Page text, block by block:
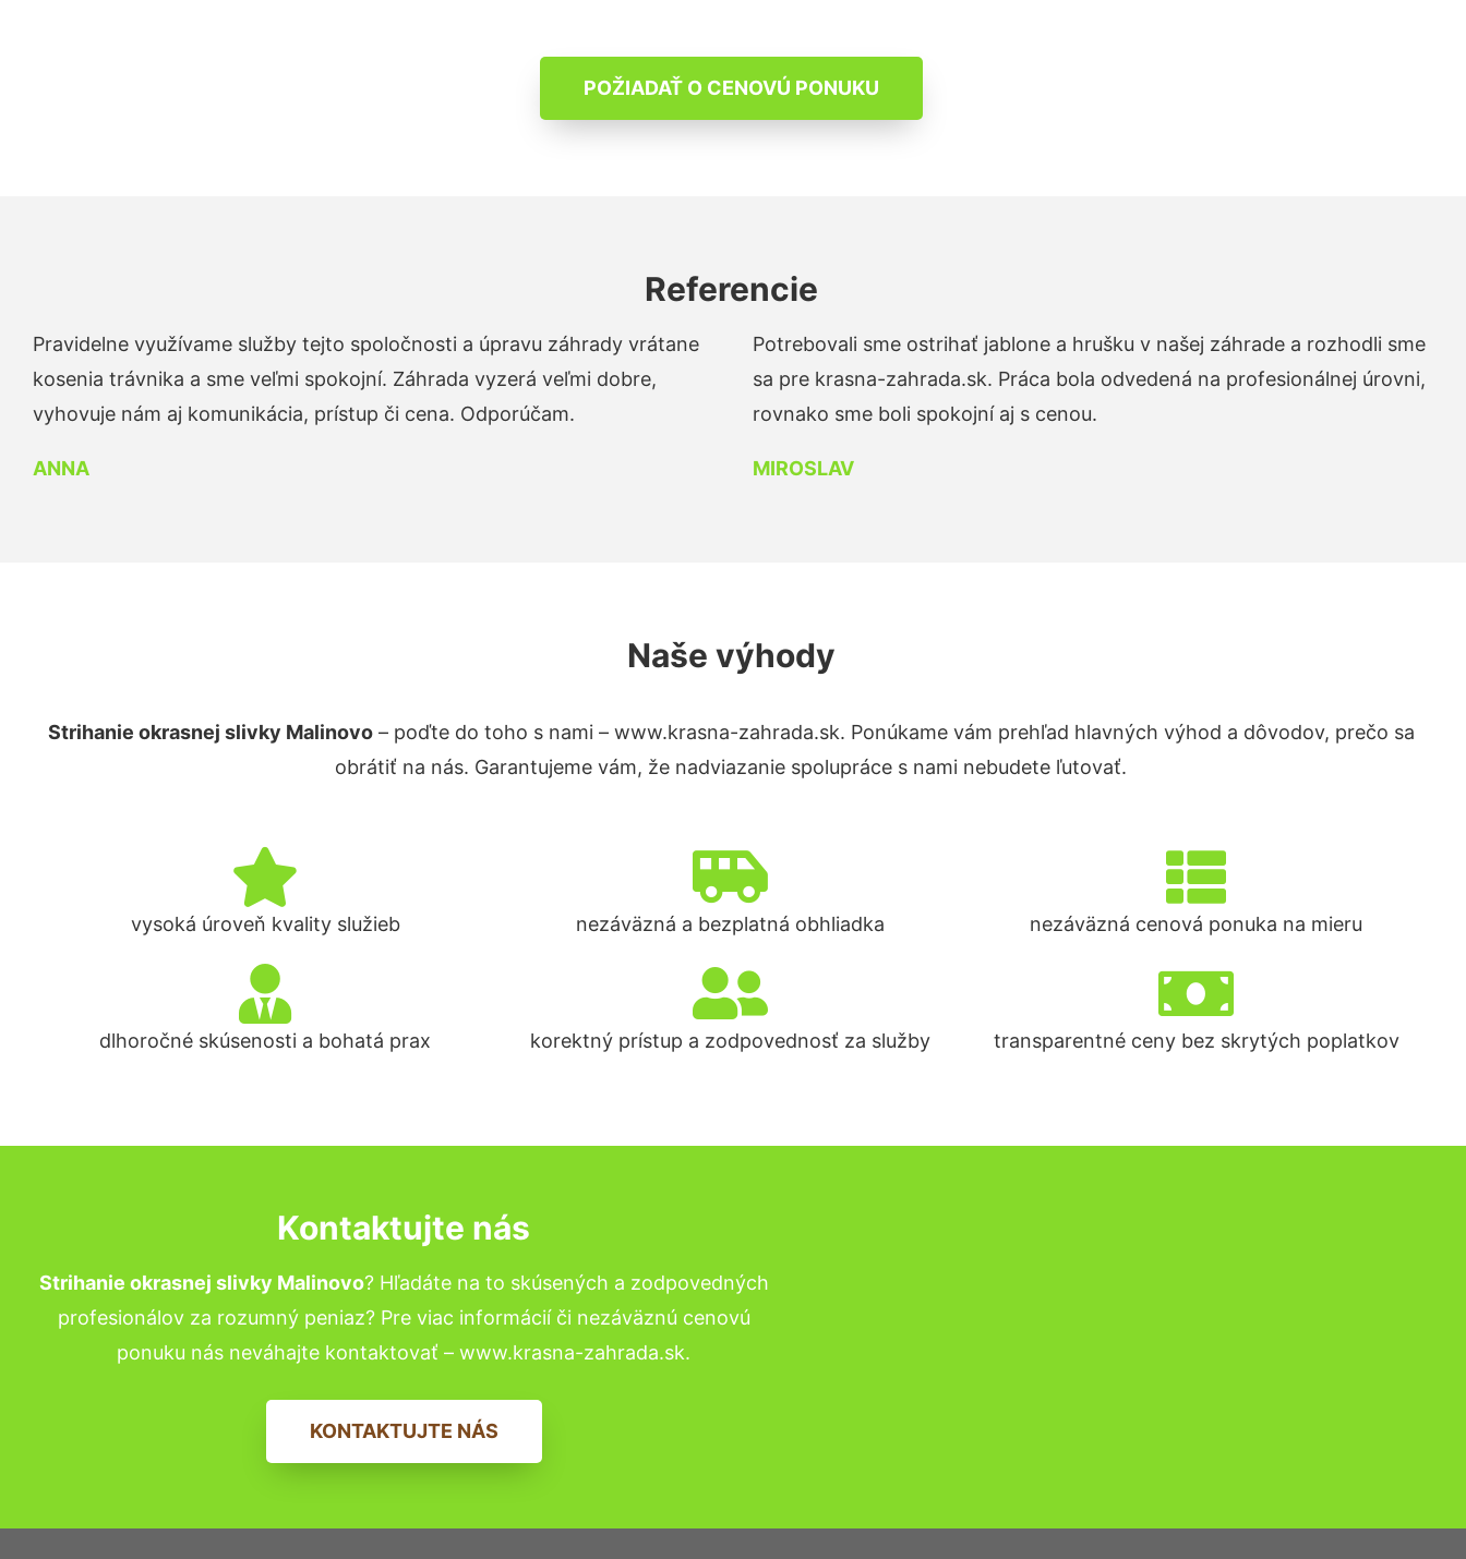
POŽIADAŤ O CENOVÚ PONUKU
Referencie
Pravidelne využívame služby tejto spoločnosti a úpravu záhrady vrátane
kosenia trávnika a sme veľmi spokojní. Záhrada vyzerá veľmi dobre,
vyhovuje nám aj komunikácia, prístup či cena. Odporúčam.
ANNA
Potrebovali sme ostrihať jablone a hrušku v našej záhrade a rozhodli sme
sa pre krasna-zahrada.sk. Práca bola odvedená na profesionálnej úrovni,
rovnako sme boli spokojní aj s cenou.
MIROSLAV
Naše výhody
Strihanie okrasnej slivky Malinovo– poďte do toho s nami – www.krasna-zahrada.sk. Ponúkame vám prehľad hlavných výhod a dôvodov, prečo sa
obrátiť na nás. Garantujeme vám, že nadviazanie spolupráce s nami nebudete ľutovať.
vysoká úroveň kvality služieb nezáväzná a bezplatná obhliadka nezáväzná cenová ponuka na mieru
dlhoročné skúsenosti a bohatá prax korektný prístup a zodpovednosť za služby transparentné ceny bez skrytých poplatkov
Kontaktujte nás
Strihanie okrasnej slivky Malinovo? Hľadáte na to skúsených a zodpovedných
profesionálov za rozumný peniaz? Pre viac informácií či nezáväznú cenovú
ponuku nás neváhajte kontaktovať – www.krasna-zahrada.sk.
KONTAKTUJTE NÁS